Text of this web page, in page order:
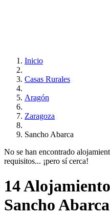
Inicio
Casas Rurales
Aragón
Zaragoza
Sancho Abarca
No se han encontrado
requisitos... ¡pero sí cerca!
14
Sancho Abarca